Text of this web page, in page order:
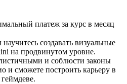
платеж за курс в месяц
создавать визуальные
на продвинутом уровне.
и соблюсти законы
и сможете построить карьеру в